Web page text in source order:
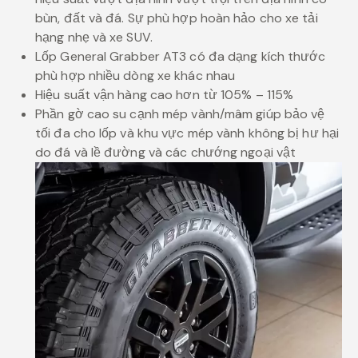
bùn, đất và đá. Sự phù hợp hoàn hảo cho xe tải
hạng nhẹ và xe SUV.
Lốp General Grabber AT3 có đa dạng kích thước
phù hợp nhiều dòng xe khác nhau
Hiệu suất vận hàng cao hơn từ 105% – 115%
Phần gờ cao su cạnh mép vành/mâm giúp bảo vệ
tối đa cho lốp và khu vực mép vành không bị hư hại
do đá và lề đường và các chướng ngoại vật